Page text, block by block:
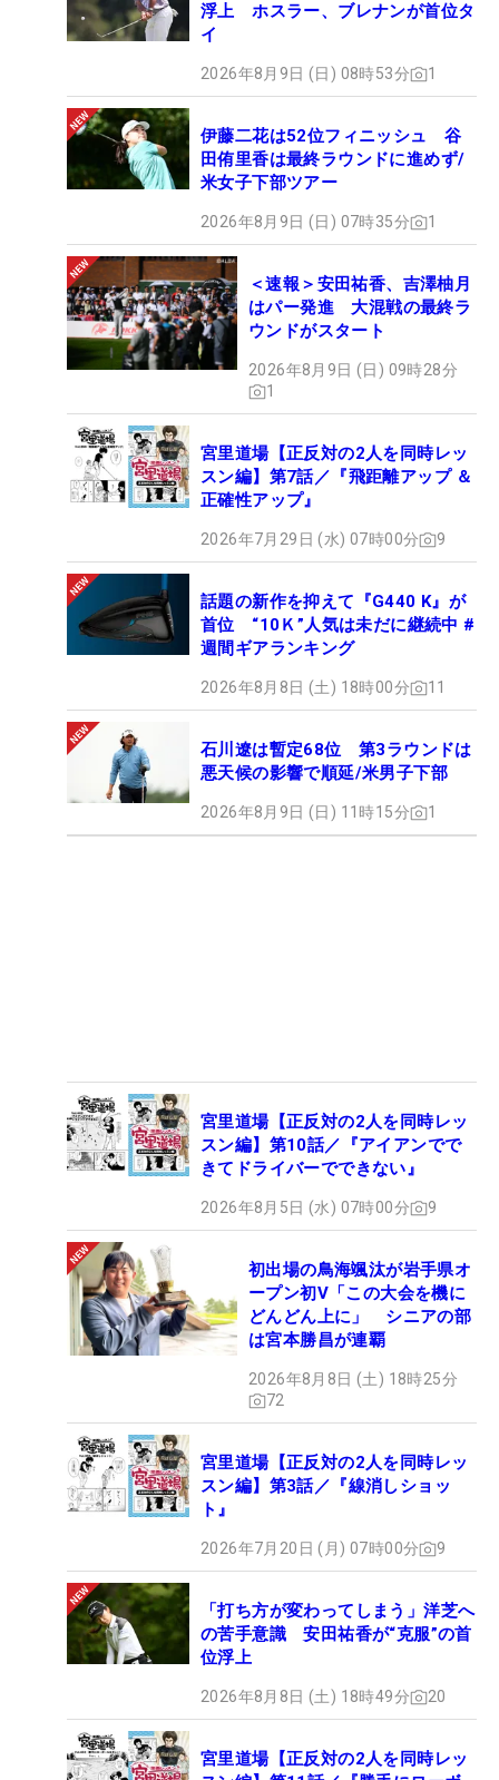
浮上 ホスラー、ブレナンが首位タ
イ
2026年8月9日 (日) 08時53分 1
伊藤二花は52位フィニッシュ 谷
田侑里香は最終ラウンドに進めず/
米女子下部ツアー
2026年8月9日 (日) 07時35分 1
＜速報＞安田祐香、吉澤柚月
はパー発進 大混戦の最終ラ
ウンドがスタート
2026年8月9日 (日) 09時28分
1
宮里道場【正反対の2人を同時レッ
スン編】第7話／『飛距離アップ ＆
正確性アップ』
2026年7月29日 (水) 07時00分 9
話題の新作を抑えて『G440 K』が
首位 “10Ｋ”人気は未だに継続中 #
週間ギアランキング
2026年8月8日 (土) 18時00分 11
石川遼は暫定68位 第3ラウンドは
悪天候の影響で順延/米男子下部
2026年8月9日 (日) 11時15分 1
宮里道場【正反対の2人を同時レッ
スン編】第10話／『アイアンでで
きてドライバーでできない』
2026年8月5日 (水) 07時00分 9
初出場の鳥海颯汰が岩手県オ
ープン初V「この大会を機に
どんどん上に」 シニアの部
は宮本勝昌が連覇
2026年8月8日 (土) 18時25分
72
宮里道場【正反対の2人を同時レッ
スン編】第3話／『線消しショッ
ト』
2026年7月20日 (月) 07時00分 9
「打ち方が変わってしまう」洋芝へ
の苦手意識 安田祐香が“克服”の首
位浮上
2026年8月8日 (土) 18時49分 20
宮里道場【正反対の2人を同時レッ